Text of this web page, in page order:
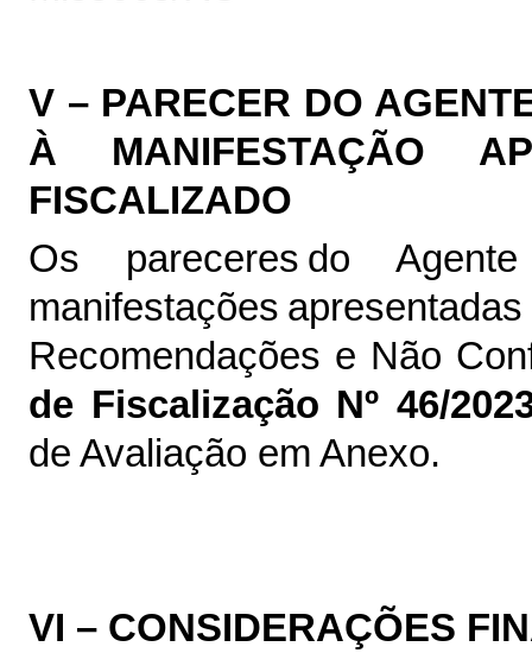
V – PARECER DO
À MANIFESTAÇÃO
FISCALIZADO
Os pareceres ​do
manifestações
Recomendações e Não
de Fiscalização Nº 46/
de Avaliação em Anexo.
VI – CONSIDERAÇÕES